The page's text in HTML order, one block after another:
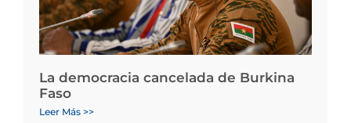
La democracia cancelada de Burkina
Faso
Leer Más >>